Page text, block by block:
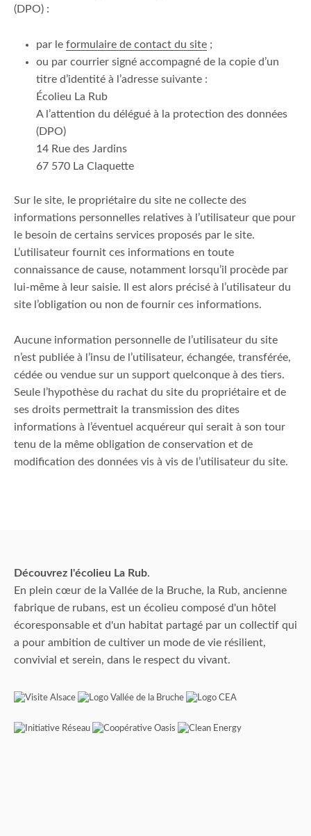
(DPO) :
par le formulaire de contact du site ;
ou par courrier signé accompagné de la copie d’un
titre d’identité à l’adresse suivante :
Écolieu La Rub
A l’attention du délégué à la protection des données
(DPO)
14 Rue des Jardins
67 570 La Claquette
Sur le site, le propriétaire du site ne collecte des
informations personnelles relatives à l’utilisateur que pour
le besoin de certains services proposés par le site.
L’utilisateur fournit ces informations en toute
connaissance de cause, notamment lorsqu’il procède par
lui-même à leur saisie. Il est alors précisé à l’utilisateur du
site l’obligation ou non de fournir ces informations.
Aucune information personnelle de l’utilisateur du site
n’est publiée à l’insu de l’utilisateur, échangée, transférée,
cédée ou vendue sur un support quelconque à des tiers.
Seule l’hypothèse du rachat du site du propriétaire et de
ses droits permettrait la transmission des dites
informations à l’éventuel acquéreur qui serait à son tour
tenu de la même obligation de conservation et de
modification des données vis à vis de l’utilisateur du site.
Découvrez l'écolieu La Rub.
En plein cœur de la Vallée de la Bruche, la Rub, ancienne
fabrique de rubans, est un écolieu composé d'un hôtel
écoresponsable et d'un habitat partagé par un collectif qui
a pour ambition de cultiver un mode de vie résilient,
convivial et serein, dans le respect du vivant.